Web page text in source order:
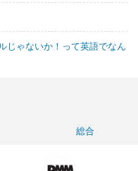
じゃないか！って英語でなん
総合